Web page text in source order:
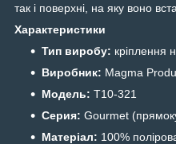
так і поверхні, на яку воно
Характеристики
Тип виробу: кріплення
Виробник: Magma
Модель: T10-321
Серия: Gourmet
Матеріал: 100%